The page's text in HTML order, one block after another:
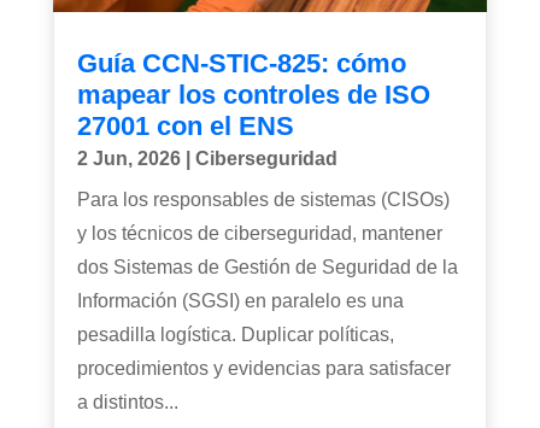
Guía CCN-STIC-825: cómo
mapear los controles de ISO
27001 con el ENS
2 Jun, 2026| Ciberseguridad
Para los responsables de sistemas (CISOs)
y los técnicos de ciberseguridad, mantener
dos Sistemas de Gestión de Seguridad de la
Información (SGSI) en paralelo es una
pesadilla logística. Duplicar políticas,
procedimientos y evidencias para satisfacer
a distintos...